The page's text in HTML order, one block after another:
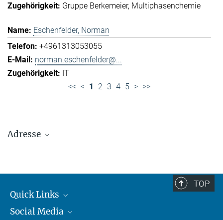
Gruppe Berkemeier Multiphasenchemie
Eschenfelder, Norman
+4961313053055
norman.eschenfelder@...
IT
<< < 1 2 3 4 5 > >>
Adresse
+49 6131 305-1309
Hahn-Meitner-Weg 1, 55128 Mainz
TOP
Quick Links
Journalisten
Social Media